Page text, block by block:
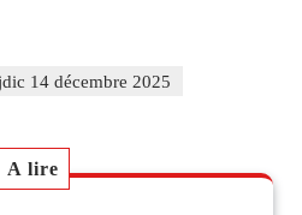
14 décembre 2025
A lire